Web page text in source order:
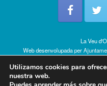
La Veu
Web desenvolupada per
Utilizamos cookies para
nuestra web.